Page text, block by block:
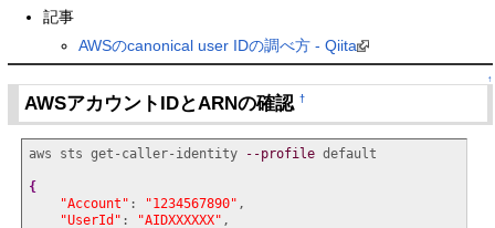
記事
AWSのcanonical user IDの調べ方 - Qiita
↑
AWSアカウントIDとARNの確認†
aws sts get-caller-identity --profile default
{
"Account" : "1234567890" ,
"UserId" : "AIDXXXXXX" ,